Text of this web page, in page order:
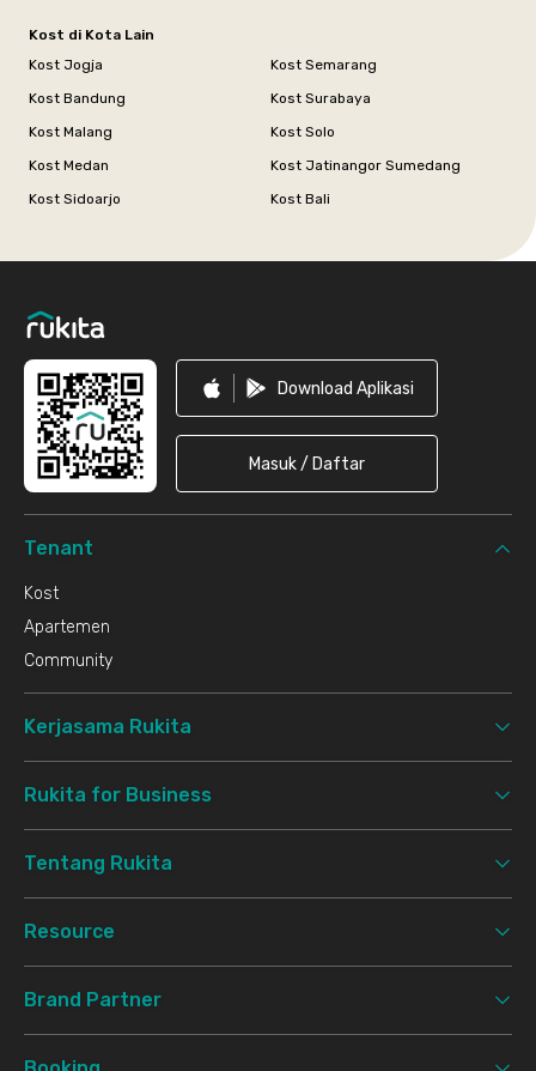
Kost di Kota Lain
Kost Jogja
Kost Semarang
Kost Bandung
Kost Surabaya
Kost Malang
Kost Solo
Kost Medan
Kost Jatinangor Sumedang
Kost Sidoarjo
Kost Bali
Download Aplikasi
Masuk / Daftar
Tenant
Kost
Apartemen
Community
Kerjasama Rukita
Rukita for Business
Tentang Rukita
Resource
Brand Partner